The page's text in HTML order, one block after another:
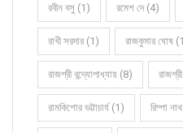
রবীন বসু (1) রমেশ দে (4)
রাখী সরদার (1) রাজকুমার ঘোষ
রাজশ্রী বন্দ্যোপাধ্যায় (8)
রামকিশোর ভট্টাচার্য (1) রিম্পা